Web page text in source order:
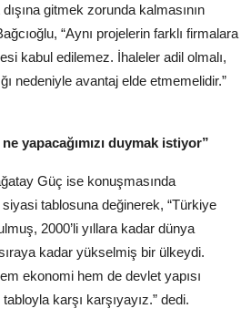
gitmek zorunda kalmasının
“Aynı projelerin farklı firmalara
kabul edilemez. İhaleler adil olmalı,
nedeniyle avantaj elde etmemelidir.”
yapacağımızı duymak istiyor”
Güç ise konuşmasında
tablosuna değinerek, “Türkiye
2000’li yıllara kadar dünya
kadar yükselmiş bir ülkeydi.
ekonomi hem de devlet yapısı
karşı karşıyayız.” dedi.